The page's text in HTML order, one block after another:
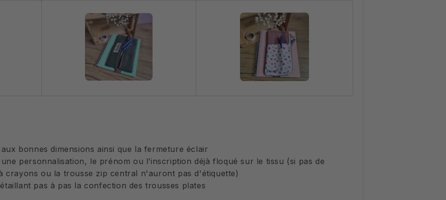
bonnes dimensions ainsi que la fermeture éclair
personnalisation, le prénom ou l’inscription déjà floqué sur le tissu (si pas de
crayons ou la trousse zip central n'auront pas d'étiquette)
pas à pas la confection des trousses plates